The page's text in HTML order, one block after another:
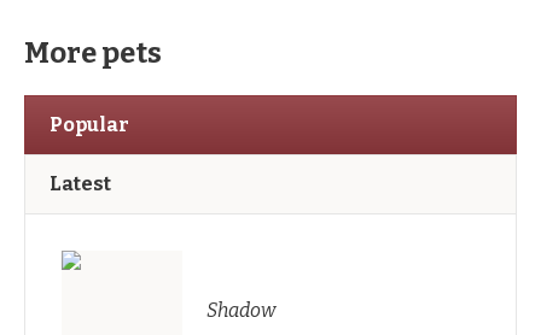
More pets
Popular
Latest
Shadow